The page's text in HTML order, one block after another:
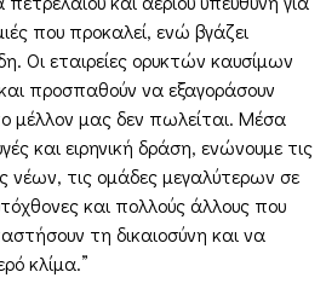
που προκαλεί, ενώ βγάζει
Οι εταιρείες ορυκτών καυσίμων
προσπαθούν να εξαγοράσουν
μέλλον μας δεν πωλείται. Μέσα
και ειρηνική δράση, ενώνουμε τις
νέων, τις ομάδες μεγαλύτερων σε
και πολλούς άλλους που
τη δικαιοσύνη και να
κλίμα.”